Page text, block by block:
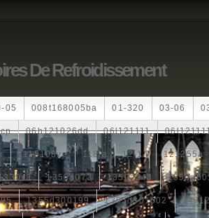
De Refroidissement
05 008t168005ba 01-320 03-06
06h121026dd 06l121111
1115108ve 118ia 12-14 121255a
1350a073 1350a348
1355d300199 1355d301602